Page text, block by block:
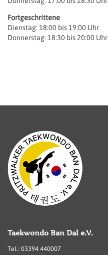
Fortgeschrittene
Dienstag: 18:00 bis 19:00 Uhr
Donnerstag: 18:30 bis 20:00 Uhr
Taekwondo Ban Dal e.V.
Tel.: 03394 440007